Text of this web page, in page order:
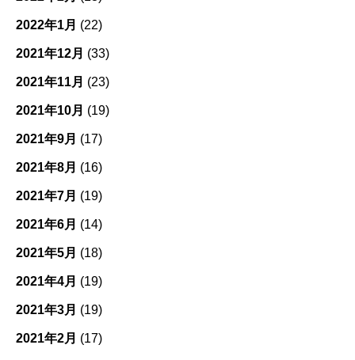
2022年1月 (22)
2021年12月 (33)
2021年11月 (23)
2021年10月 (19)
2021年9月 (17)
2021年8月 (16)
2021年7月 (19)
2021年6月 (14)
2021年5月 (18)
2021年4月 (19)
2021年3月 (19)
2021年2月 (17)